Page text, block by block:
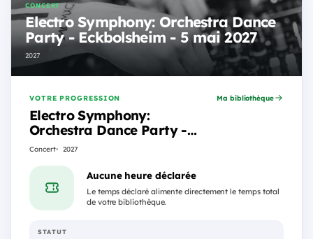
CONCERT
Electro Symphony: Orchestra Dance
Party - Eckbolsheim - 5 mai 2027
2027
VOTRE PROGRESSION
Electro Symphony:
Orchestra Dance Party -
Eckbolsheim - 5 mai 2027
Concert 2027
Ma bibliothèque
Aucune heure déclarée
Le temps déclaré alimente directement le temps total
de votre bibliothèque.
STATUT